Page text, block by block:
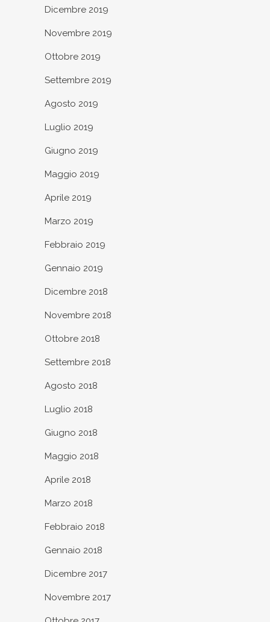
Dicembre 2019
Novembre 2019
Ottobre 2019
Settembre 2019
Agosto 2019
Luglio 2019
Giugno 2019
Maggio 2019
Aprile 2019
Marzo 2019
Febbraio 2019
Gennaio 2019
Dicembre 2018
Novembre 2018
Ottobre 2018
Settembre 2018
Agosto 2018
Luglio 2018
Giugno 2018
Maggio 2018
Aprile 2018
Marzo 2018
Febbraio 2018
Gennaio 2018
Dicembre 2017
Novembre 2017